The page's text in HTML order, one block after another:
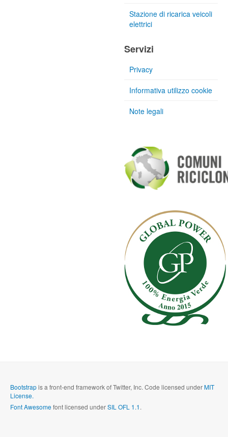
Stazione di ricarica veicoli
elettrici
Servizi
Privacy
Informativa utilizzo cookie
Note legali
Bootstrapis a front-end framework of Twitter, Inc. Code licensed underMIT
License.
Font Awesomefont licensed underSIL OFL 1.1.